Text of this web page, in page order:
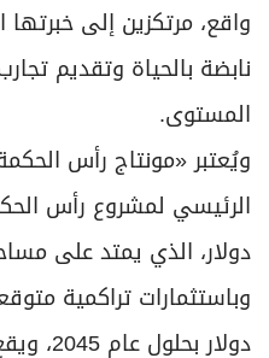
واقع، مرتكزين إلى
نابضة بالحياة وتقديم
المستوى.
ويُعتبر «مونتاج رأس
دولار